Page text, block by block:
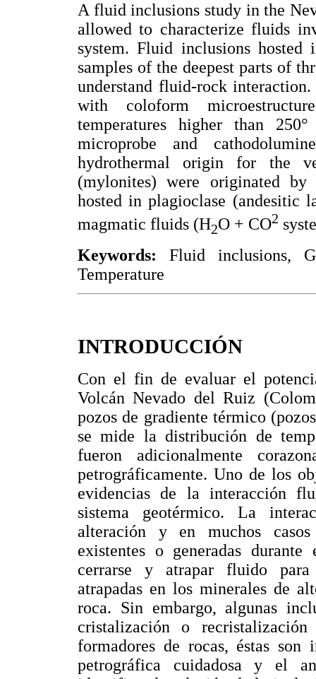
A fluid inclusions study in the
allowed to characterize fluids
system. Fluid inclusions hosted
samples of the deepest parts of
understand fluid-rock
with coloform
temperatures higher than
microprobe and
hydrothermal origin for the
(mylonites) were originated
hosted in plagioclase (andesitic
magmatic fluids (H2O + CO2
Keywords: Fluid inclusions,
Temperature
INTRODUCCIÓN
Con el fin de evaluar el
Volcán Nevado del Ruiz
pozos de gradiente térmico
se mide la distribución de
fueron adicionalmente
petrográficamente. Uno de los
evidencias de la interacción
sistema geotérmico. La
alteración y en muchos
existentes o generadas
cerrarse y atrapar fluido para
atrapadas en los minerales de
roca. Sin embargo, algunas
cristalización o
formadores de rocas, éstas son
petrográfica cuidadosa y el